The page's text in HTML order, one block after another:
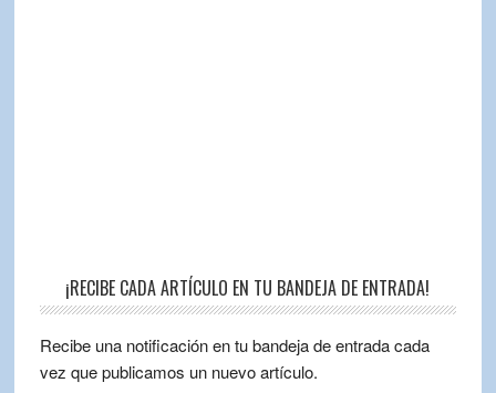
¡RECIBE CADA ARTÍCULO EN TU BANDEJA DE ENTRADA!
Recibe una notificación en tu bandeja de entrada cada
vez que publicamos un nuevo artículo.